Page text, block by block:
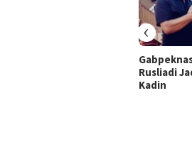
Rusliadi
Kadin
‹